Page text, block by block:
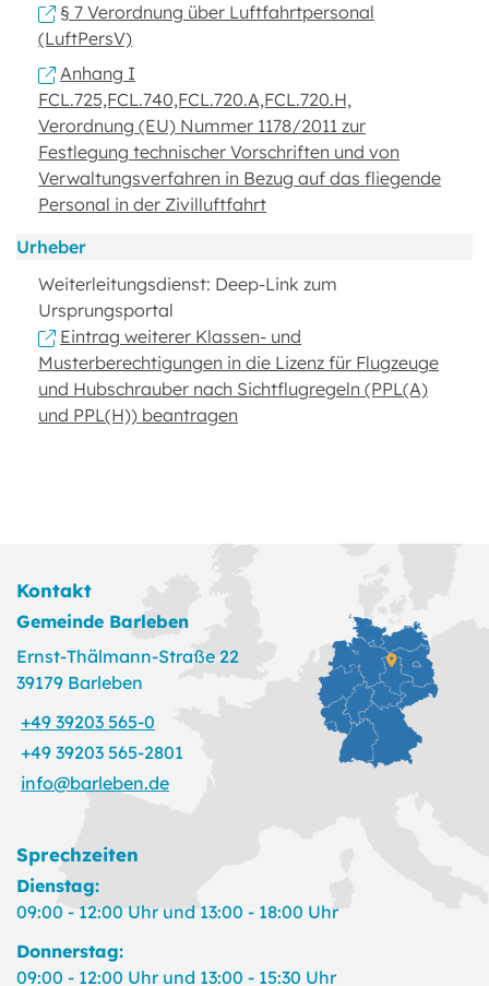
§ 7 Verordnung über Luftfahrtpersonal
(LuftPersV)
Anhang I
FCL.725,FCL.740,FCL.720.A,FCL.720.H,
Verordnung (EU) Nummer 1178/2011 zur
Festlegung technischer Vorschriften und von
Verwaltungsverfahren in Bezug auf das fliegende
Personal in der Zivilluftfahrt
Urheber
Weiterleitungsdienst: Deep-Link zum
Ursprungsportal
Eintrag weiterer Klassen- und
Musterberechtigungen in die Lizenz für Flugzeuge
und Hubschrauber nach Sichtflugregeln (PPL(A)
und PPL(H)) beantragen
Kontakt
Gemeinde Barleben
Ernst-Thälmann-Straße 22
39179 Barleben
+49 39203 565-0
+49 39203 565-2801
info@barleben.de
Sprechzeiten
Dienstag:
09:00 - 12:00 Uhr und 13:00 - 18:00 Uhr
Donnerstag:
09:00 - 12:00 Uhr und 13:00 - 15:30 Uhr